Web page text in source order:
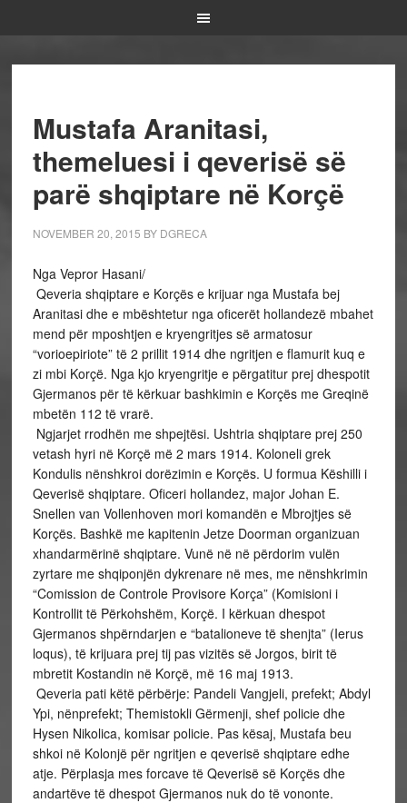
Mustafa Aranitasi,
themeluesi i qeverisë së
parë shqiptare në Korçë
NOVEMBER 20, 2015 BY DGRECA
Nga Vepror Hasani/
Qeveria shqiptare e Korçës e krijuar nga Mustafa bej
Aranitasi dhe e mbështetur nga oficerët hollandezë mbahet
mend për mposhtjen e kryengritjes së armatosur
“vorioepiriote” të 2 prillit 1914 dhe ngritjen e flamurit kuq e
zi mbi Korçë. Nga kjo kryengritje e përgatitur prej dhespotit
Gjermanos për të kërkuar bashkimin e Korçës me Greqinë
mbetën 112 të vrarë.
Ngjarjet rrodhën me shpejtësi. Ushtria shqiptare prej 250
vetash hyri në Korçë më 2 mars 1914. Koloneli grek
Kondulis nënshkroi dorëzimin e Korçës. U formua Këshilli i
Qeverisë shqiptare. Oficeri hollandez, major Johan E.
Snellen van Vollenhoven mori komandën e Mbrojtjes së
Korçës. Bashkë me kapitenin Jetze Doorman organizuan
xhandarmërinë shqiptare. Vunë në në përdorim vulën
zyrtare me shqiponjën dykrenare në mes, me nënshkrimin
“Comission de Controle Provisore Korça” (Komisioni i
Kontrollit të Përkohshëm, Korçë. I kërkuan dhespot
Gjermanos shpërndarjen e “batalioneve të shenjta” (Ierus
loqus), të krijuara prej tij pas vizitës së Jorgos, birit të
mbretit Kostandin në Korçë, më 16 maj 1913.
Qeveria pati këtë përbërje: Pandeli Vangjeli, prefekt; Abdyl
Ypi, nënprefekt; Themistokli Gërmenji, shef policie dhe
Hysen Nikolica, komisar policie. Pas kësaj, Mustafa beu
shkoi në Kolonjë për ngritjen e qeverisë shqiptare edhe
atje. Përplasja mes forcave të Qeverisë së Korçës dhe
andartëve të dhespot Gjermanos nuk do të vononte.